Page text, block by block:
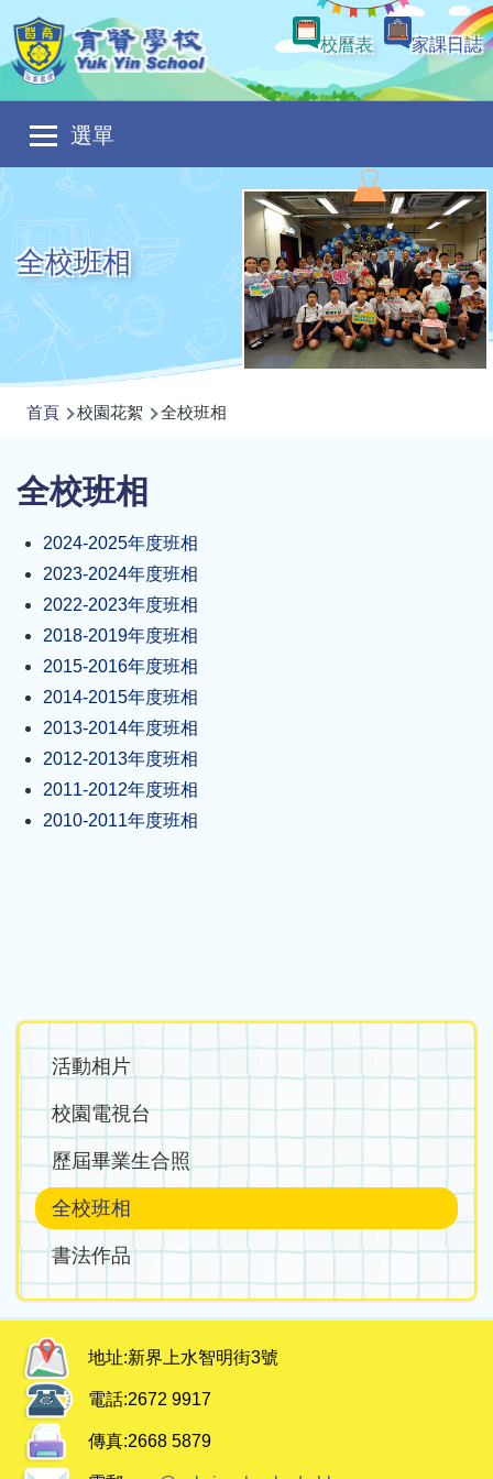
移至主內容
校曆表
家課日誌
選單
Main
navigation
全校班相
導
連
首頁 校園花絮 全校班相
全校班相
2024-2025年度班相
2023-2024年度班相
2022-2023年度班相
2018-2019年度班相
2015-2016年度班相
2014-2015年度班相
2013-2014年度班相
2012-2013年度班相
2011-2012年度班相
2010-2011年度班相
Main
navigation
活動相片
校園電視台
歷屆畢業生合照
全校班相
書法作品
地址:新界上水智明街3號
電話:2672 9917
傳真:2668 5879